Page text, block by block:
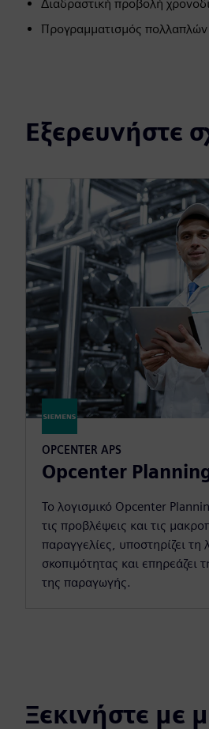
Διαδραστική προβολή
Προγραμματισμός
Εξερευνήστε
OPCENTER APS
Opcenter
Το λογισμικό Opcenter
τις προβλέψεις και τις
παραγγελίες, υποστηρίζει
σκοπιμότητας και επηρεάζει
της παραγωγής.
Ξεκινήστε με